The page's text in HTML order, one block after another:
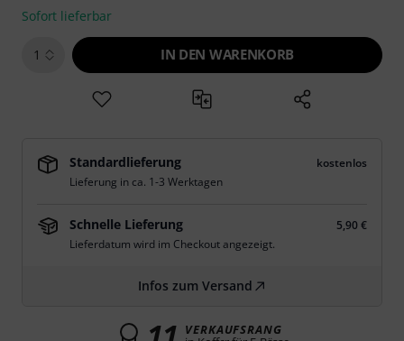
Sofort lieferbar
1 IN DEN WARENKORB
Standardlieferung
kostenlos
Lieferung in ca. 1-3 Werktagen
Schnelle Lieferung
5,90 €
Lieferdatum wird im Checkout angezeigt.
Infos zum Versand
VERKAUFSRANG